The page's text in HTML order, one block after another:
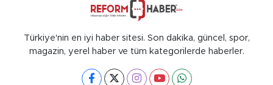
Türkiye'nin en iyi haber sitesi. Son dakika, güncel, spor,
magazin, yerel haber ve tüm kategorilerde haberler.